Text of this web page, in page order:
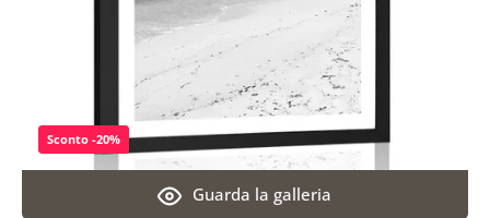
Guarda la galleria
Sconto -20%